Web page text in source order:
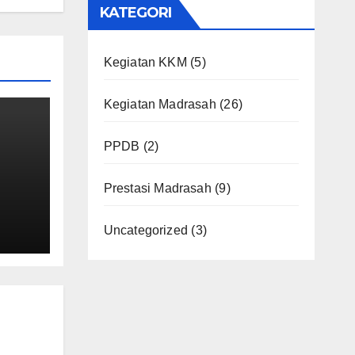
KATEGORI
Kegiatan KKM (5)
Kegiatan Madrasah (26)
PPDB (2)
Prestasi Madrasah (9)
Uncategorized (3)